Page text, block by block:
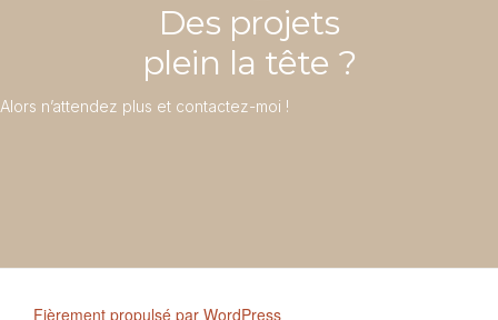
Des projets
plein la tête ?
Alors n’attendez plus et contactez-moi !
Fièrement propulsé par WordPress